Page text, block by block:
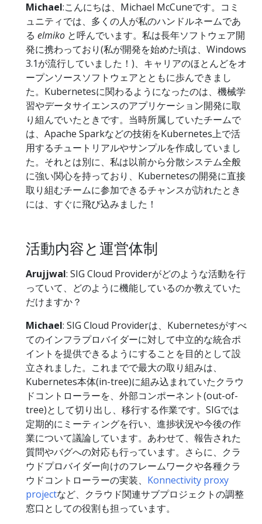
Michael:こんにちは、Michael McCuneです。コミ
ュニティでは、多くの人が私のハンドルネームであ
る elmiko と呼んでいます。私は長年ソフトウェア開
発に携わっており(私が開発を始めた頃は、Windows
3.1が流行していました！)、キャリアのほとんどをオ
ープンソースソフトウェアとともに歩んできまし
た。Kubernetesに関わるようになったのは、機械学
習やデータサイエンスのアプリケーション開発に取
り組んでいたときです。当時所属していたチームで
は、Apache Sparkなどの技術をKubernetes上で活
用するチュートリアルやサンプルを作成していまし
た。それとは別に、私は以前から分散システム全般
に強い関心を持っており、Kubernetesの開発に直接
取り組むチームに参加できるチャンスが訪れたとき
には、すぐに飛び込みました！
活動内容と運営体制
Arujjwal: SIG Cloud Providerがどのような活動を行
っていて、どのように機能しているのか教えていた
だけますか？
Michael: SIG Cloud Providerは、Kubernetesがすべ
てのインフラプロバイダーに対して中立的な統合ポ
イントを提供できるようにすることを目的として設
立されました。これまでで最大の取り組みは、
Kubernetes本体(in-tree)に組み込まれていたクラウ
ドコントローラーを、外部コンポーネント(out-of-
tree)として切り出し、移行する作業です。SIGでは
定期的にミーティングを行い、進捗状況や今後の作
業について議論しています。あわせて、報告された
質問やバグへの対応も行っています。さらに、クラ
ウドプロバイダー向けのフレームワークや各種クラ
ウドコントローラーの実装、 Konnectivity proxy
projectなど、クラウド関連サブプロジェクトの調整
窓口としての役割も担っています。